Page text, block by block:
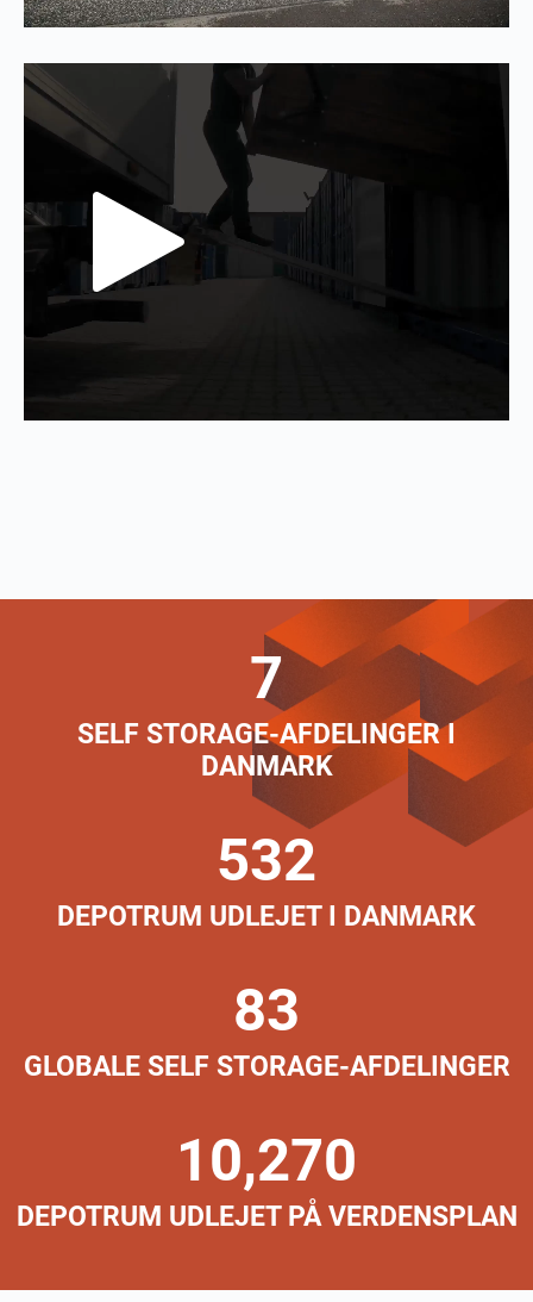
7
SELF STORAGE-AFDELINGER I
DANMARK
532
DEPOTRUM UDLEJET I DANMARK
83
GLOBALE SELF STORAGE-AFDELINGER
10,270
DEPOTRUM UDLEJET PÅ VERDENSPLAN